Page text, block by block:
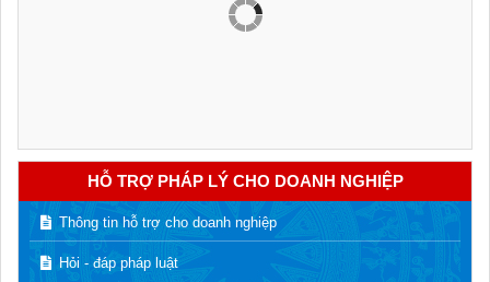
HỖ TRỢ PHÁP LÝ CHO DOANH NGHIỆP
Thông tin hỗ trợ cho doanh nghiệp
Hỏi - đáp pháp luật